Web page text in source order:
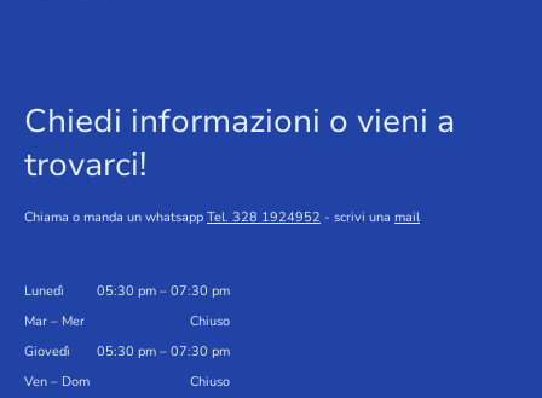
Chiedi informazioni o vieni a
trovarci!
Chiama o manda un whatsapp Tel. 328 1924952 - scrivi una mail
Lunedì
05:30 pm – 07:30 pm
Mar – Mer
Chiuso
Giovedì
05:30 pm – 07:30 pm
Ven – Dom
Chiuso